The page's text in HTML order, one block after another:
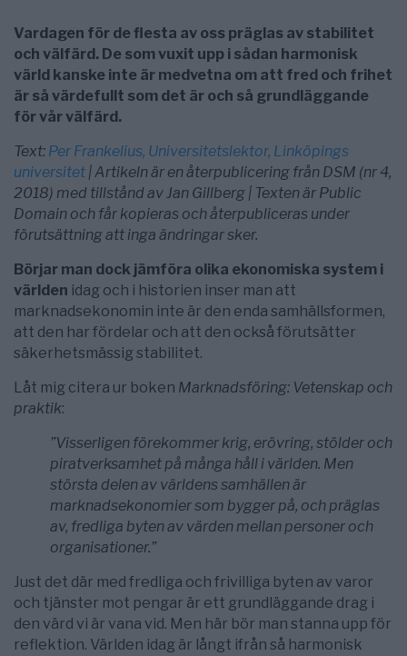
Vardagen för de flesta av oss präglas av stabilitet
och välfärd. De som vuxit upp i sådan harmonisk
värld kanske inte är medvetna om att fred och frihet
är så värdefullt som det är och så grundläggande
för vår välfärd.
Text: Per Frankelius, Universitetslektor, Linköpings
universitet | Artikeln är en återpublicering från DSM (nr 4,
2018) med tillstånd av Jan Gillberg | Texten är Public
Domain och får kopieras och återpubliceras under
förutsättning att inga ändringar sker.
Börjar man dock jämföra olika ekonomiska system i
världen idag och i historien inser man att
marknadsekonomin inte är den enda samhällsformen,
att den har fördelar och att den också förutsätter
säkerhetsmässig stabilitet.
Låt mig citera ur boken Marknadsföring: Vetenskap och
praktik:
”Visserligen förekommer krig, erövring, stölder och
piratverksamhet på många håll i världen. Men
största delen av världens samhällen är
marknadsekonomier som bygger på, och präglas
av, fredliga byten av värden mellan personer och
organisationer.”
Just det där med fredliga och frivilliga byten av varor
och tjänster mot pengar är ett grundläggande drag i
den värd vi är vana vid. Men här bör man stanna upp för
reflektion. Världen idag är långt ifrån så harmonisk